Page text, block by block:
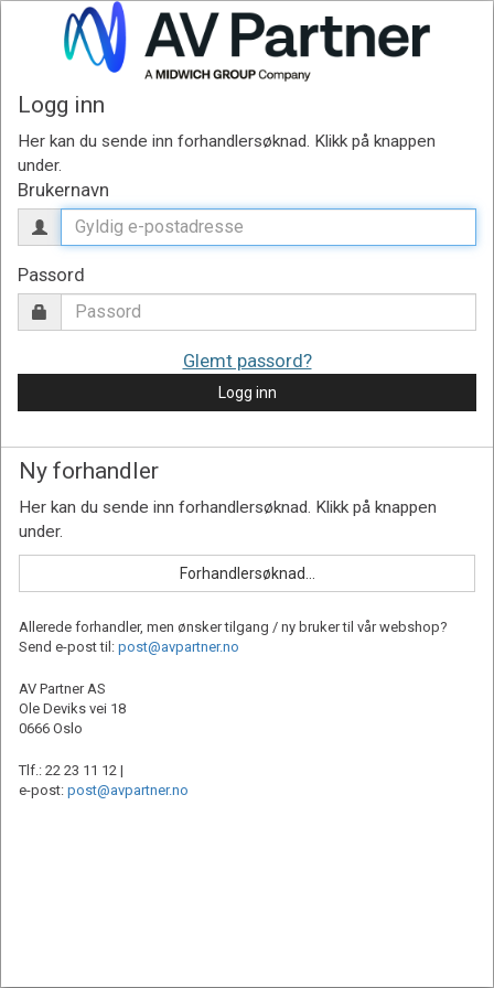
Logg inn
Brukernavn
Passord
Glemt passord?
Logg inn
Ny forhandler
Allerede forhandler, men ønsker tilgang / ny bruker til vår webshop?
Send e-post til: post@avpartner.no
AV Partner AS
Ole Deviks vei 18
0666 Oslo
Tlf.: 22 23 11 12 |
e-post: post@avpartner.no